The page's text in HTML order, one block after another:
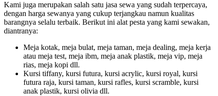
Kami juga merupakan salah satu jasa sewa yang sudah terpercaya,
dengan harga sewanya yang cukup terjangkau namun kualitas
barangnya selalu terbaik. Berikut ini alat pesta yang kami sewakan,
diantranya:
Meja kotak, meja bulat, meja taman, meja dealing, meja kerja
atau meja test, meja ibm, meja anak plastik, meja vip, meja
rias, meja kopi dll.
Kursi tiffany, kursi futura, kursi acrylic, kursi royal, kursi
futura raja, kursi taman, kursi rafles, kursi scramble, kursi
anak plastik, kursi olivia dll.